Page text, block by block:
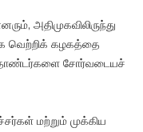
அதிமுகவிலிருந்து
வெற்றிக் கழகத்தை
தொண்டர்களை சோர்வடையச்
மற்றும் முக்கிய